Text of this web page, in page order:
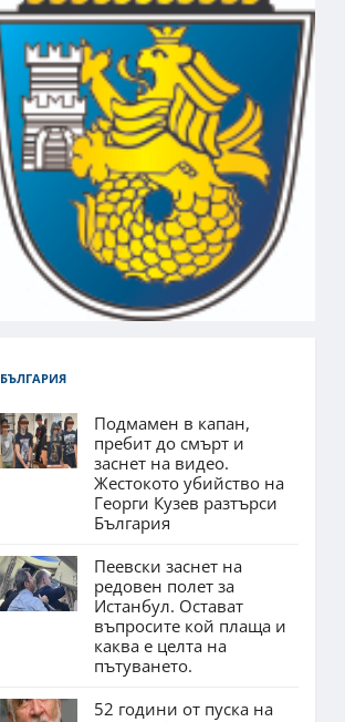
БЪЛГАРИЯ
Подмамен в капан,
пребит до смърт и
заснет на видео.
Жестокото убийство на
Георги Кузев разтърси
България
Пеевски заснет на
редовен полет за
Истанбул. Остават
въпросите кой плаща и
каква е целта на
пътуването.
52 години от пуска на